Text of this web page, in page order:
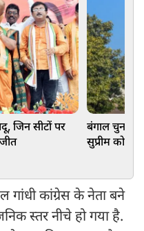
जिन सीटों पर
बंगाल चुनाव
सुप्रीम कोर्ट
कांग्रेस के नेता बने
स्तर नीचे हो गया है.